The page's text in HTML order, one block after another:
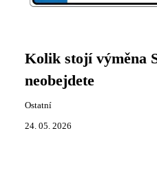
Kolik stojí výměna
neobejdete
Ostatní
24. 05. 2026